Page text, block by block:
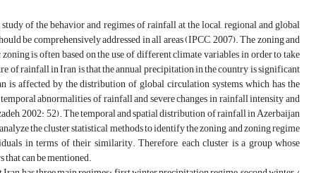
of the behavior and regimes of rainfall at the local, regional and global
be comprehensively addressed in all areas (IPCC, 2007). The zoning and
is often based on the use of different climate variables in order to take
of rainfall in Iran is that the annual precipitation in the country is significant
affected by the distribution of global circulation systems, which has the
abnormalities of rainfall and severe changes in rainfall intensity and
2002: 52). The temporal and spatial distribution of rainfall in Azerbaijan
the cluster statistical methods to identify the zoning and zoning regime
in terms of their similarity. Therefore, each cluster is a group whose
can be mentioned.